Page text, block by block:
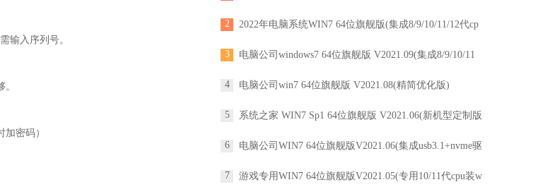
2 2022年电脑系统WIN7 64位旗舰版(集成8/9/10/11/12代cp
3 电脑公司windows7 64位旗舰版 V2021.09(集成8/9/10/11
4 电脑公司win7 64位旗舰版 V2021.08(精简优化版)
5 系统之家 WIN7 Sp1 64位旗舰版 V2021.06(新机型定制版
6 电脑公司WIN7 64位旗舰版V2021.06(集成usb3.1+nvme驱
7 游戏专用WIN7 64位旗舰版V2021.05(专用10/11代cpu装wi
入序列号。
。
密码）